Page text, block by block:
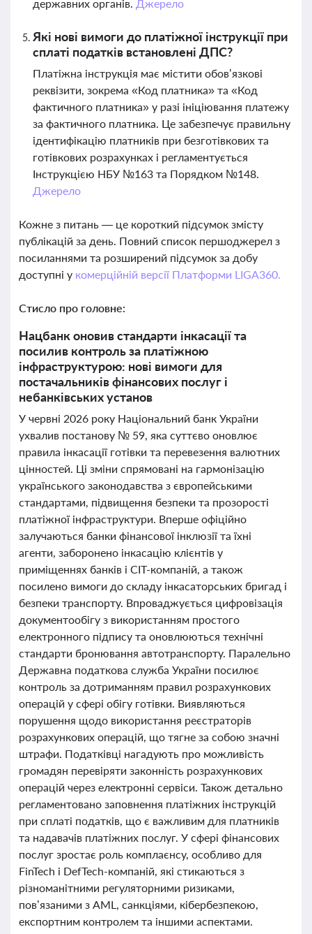
державних органів. Джерело
Які нові вимоги до платіжної інструкції при
сплаті податків встановлені ДПС?
Платіжна інструкція має містити обов’язкові
реквізити, зокрема «Код платника» та «Код
фактичного платника» у разі ініціювання платежу
за фактичного платника. Це забезпечує правильну
ідентифікацію платників при безготівкових та
готівкових розрахунках і регламентується
Інструкцією НБУ №163 та Порядком №148.
Джерело
Кожне з питань — це короткий підсумок змісту
публікацій за день. Повний список першоджерел з
посиланнями та розширений підсумок за добу
доступні у комерційній версії Платформи LIGA360.
Стисло про головне:
Нацбанк оновив стандарти інкасації та
посилив контроль за платіжною
інфраструктурою: нові вимоги для
постачальників фінансових послуг і
небанківських установ
У червні 2026 року Національний банк України
ухвалив постанову № 59, яка суттєво оновлює
правила інкасації готівки та перевезення валютних
цінностей. Ці зміни спрямовані на гармонізацію
українського законодавства з європейськими
стандартами, підвищення безпеки та прозорості
платіжної інфраструктури. Вперше офіційно
залучаються банки фінансової інклюзії та їхні
агенти, заборонено інкасацію клієнтів у
приміщеннях банків і СІТ-компаній, а також
посилено вимоги до складу інкасаторських бригад і
безпеки транспорту. Впроваджується цифровізація
документообігу з використанням простого
електронного підпису та оновлюються технічні
стандарти бронювання автотранспорту. Паралельно
Державна податкова служба України посилює
контроль за дотриманням правил розрахункових
операцій у сфері обігу готівки. Виявляються
порушення щодо використання реєстраторів
розрахункових операцій, що тягне за собою значні
штрафи. Податківці нагадують про можливість
громадян перевіряти законність розрахункових
операцій через електронні сервіси. Також детально
регламентовано заповнення платіжних інструкцій
при сплаті податків, що є важливим для платників
та надавачів платіжних послуг. У сфері фінансових
послуг зростає роль комплаєнсу, особливо для
FinTech і DefTech-компаній, які стикаються з
різноманітними регуляторними ризиками,
пов’язаними з AML, санкціями, кібербезпекою,
експортним контролем та іншими аспектами.